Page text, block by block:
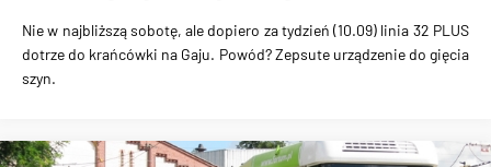
Nie w najbliższą sobotę, ale dopiero za tydzień (10.09) linia 32 PLUS
dotrze do krańcówki na Gaju. Powód?Zepsute urządzenie do gięcia
szyn.